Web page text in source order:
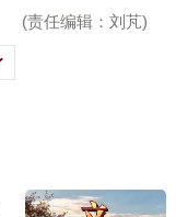
(责任编辑：刘芃)